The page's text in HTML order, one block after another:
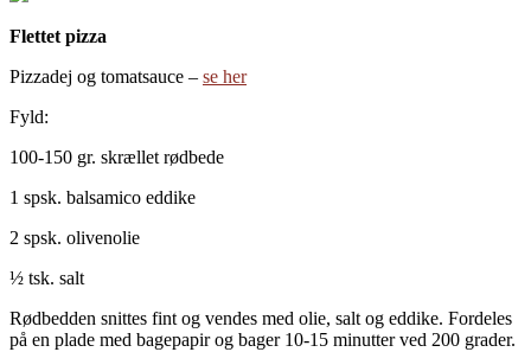
Flettet pizza
Pizzadej og tomatsauce – se her
Fyld:
100-150 gr. skrællet rødbede
1 spsk. balsamico eddike
2 spsk. olivenolie
½ tsk. salt
Rødbedden snittes fint og vendes med olie, salt og eddike. Fordeles
på en plade med bagepapir og bager 10-15 minutter ved 200 grader.